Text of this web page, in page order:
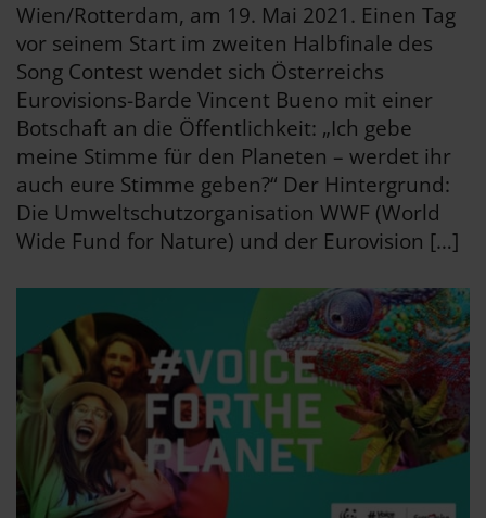
Wien/Rotterdam, am 19. Mai 2021. Einen Tag
vor seinem Start im zweiten Halbfinale des
Song Contest wendet sich Österreichs
Eurovisions-Barde Vincent Bueno mit einer
Botschaft an die Öffentlichkeit: „Ich gebe
meine Stimme für den Planeten – werdet ihr
auch eure Stimme geben?“ Der Hintergrund:
Die Umweltschutzorganisation WWF (World
Wide Fund for Nature) und der Eurovision […]